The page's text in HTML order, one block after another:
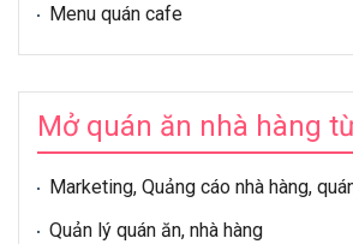
Menu quán cafe
Mở quán ăn nhà hàng
Marketing, Quảng cáo nhà hàng,
Quản lý quán ăn, nhà hàng